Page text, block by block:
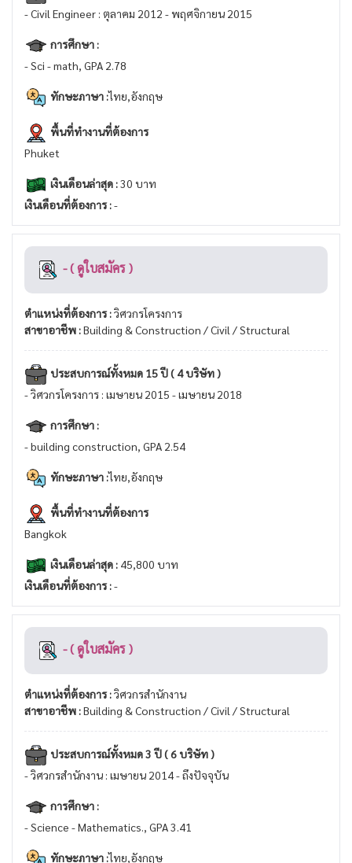
- Civil Engineer : ตุลาคม 2012 - พฤศจิกายน 2015
การศึกษา :
- Sci - math, GPA 2.78
ทักษะภาษา :ไทย,อังกฤษ
พื้นที่ทำงานที่ต้องการ
Phuket
เงินเดือนล่าสุด :30 บาท
เงินเดือนที่ต้องการ :-
- ( ดูใบสมัคร )
ตำแหน่งที่ต้องการ :วิศวกรโครงการ
สาขาอาชีพ :Building & Construction / Civil / Structural
ประสบการณ์ทั้งหมด 15 ปี ( 4 บริษัท )
- วิศวกรโครงการ : เมษายน 2015 - เมษายน 2018
การศึกษา :
- building construction, GPA 2.54
ทักษะภาษา :ไทย,อังกฤษ
พื้นที่ทำงานที่ต้องการ
Bangkok
เงินเดือนล่าสุด : 45,800 บาท
เงินเดือนที่ต้องการ :-
- ( ดูใบสมัคร )
ตำแหน่งที่ต้องการ :วิศวกรสำนักงาน
สาขาอาชีพ :Building & Construction / Civil / Structural
ประสบการณ์ทั้งหมด 3 ปี ( 6 บริษัท )
- วิศวกรสำนักงาน : เมษายน 2014 - ถึงปัจจุบัน
การศึกษา :
- Science - Mathematics., GPA 3.41
ทักษะภาษา :ไทย,อังกฤษ